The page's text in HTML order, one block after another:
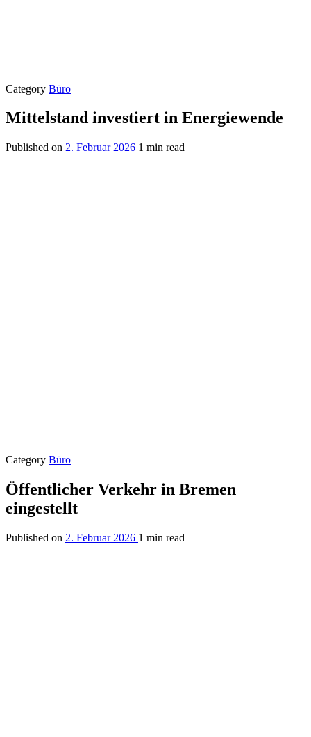
Category Büro
Mittelstand investiert in Energiewende
Published on 2. Februar 2026 1 min read
Category Büro
Öffentlicher Verkehr in Bremen
eingestellt
Published on 2. Februar 2026 1 min read